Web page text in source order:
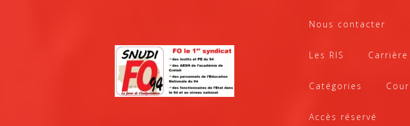
Nous contacter
Les RIS
Catégories
Accès réservé